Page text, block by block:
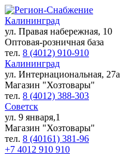
Калининград
ул. Правая набережная, 10
Оптовая-розничная база
тел. 8 (4012) 910-910
Калининград
ул. Интернациональная, 27а
Магазин "Хозтовары"
тел. 8 (4012) 388-303
Советск
ул. 9 января,1
Магазин "Хозтовары"
тел. 8 (40161) 381-96
+7 4012 910 910